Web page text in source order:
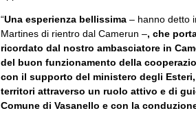
“Una esperienza bellissima – hanno detto
Martines di rientro dal Camerun –, che
ricordato dal nostro ambasciatore in
del buon funzionamento della
con il supporto del ministero degli
territori attraverso un ruolo attivo e di
Comune di Vasanello e con la